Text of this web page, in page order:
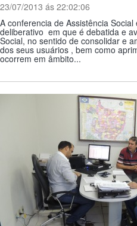
23/07/2013 ás 22:02:06
A conferencia de Assistência
deliberativo em que é debatida e
Social, no sentido de consolidar e
dos seus usuários , bem como
ocorrem em âmbito...